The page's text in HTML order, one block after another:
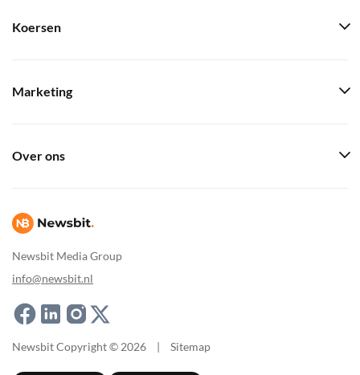
Newsbit Media Group
info@newsbit.nl
Koersen
Marketing
Over ons
Newsbit Copyright © 2026 | Sitemap